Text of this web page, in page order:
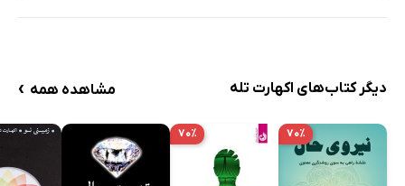
دیگر کتاب‌های اکهارت تله مشاهده همه ›
۷۰٪ ۷۰٪